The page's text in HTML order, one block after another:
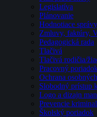
Legislatíva
Plánovanie
Hodnotiace správy
Zmluvy, faktúry,
Pedagogická rada
Tlačivá
Tlačivá rodičia/
Pracovný
Ochrana
Slobodný prístup
Logo a dizajn
Prevencie
Školský poriadok